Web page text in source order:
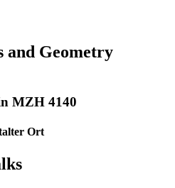
and Geometry
MZH 4140
Ort